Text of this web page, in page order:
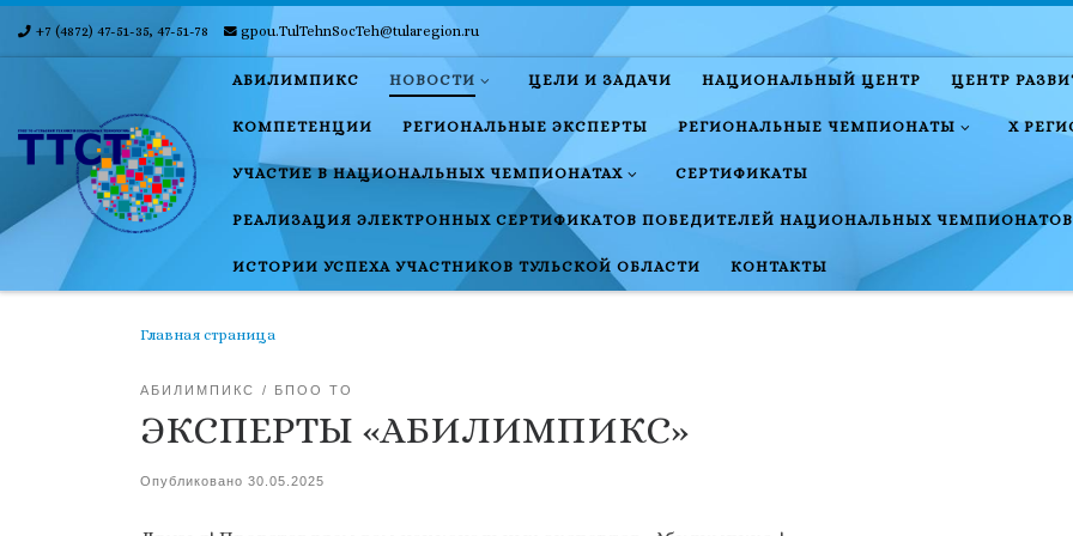
Skip to content
+7 (4872) 47-51-35, 47-51-78 gpou.TulTehnSocTeh@tularegion.ru
АБИЛИМПИКС НОВОСТИ ЦЕЛИ И ЗАДАЧИ НАЦИОНАЛЬНЫЙ ЦЕНТР ЦЕНТР
КОМПЕТЕНЦИИ РЕГИОНАЛЬНЫЕ ЭКСПЕРТЫ РЕГИОНАЛЬНЫЕ ЧЕМПИОНАТЫ X
УЧАСТИЕ В НАЦИОНАЛЬНЫХ ЧЕМПИОНАТАХ СЕРТИФИКАТЫ
РЕАЛИЗАЦИЯ ЭЛЕКТРОННЫХ СЕРТИФИКАТОВ ПОБЕДИТЕЛЕЙ НАЦИОНАЛЬНЫХ ЧЕМПИОНАТОВ
ИСТОРИИ УСПЕХА УЧАСТНИКОВ ТУЛЬСКОЙ ОБЛАСТИ КОНТАКТЫ
Главная страница
АБИЛИМПИКС БПОО ТО
ЭКСПЕРТЫ «АБИЛИМПИКС»
Опубликовано 30.05.2025